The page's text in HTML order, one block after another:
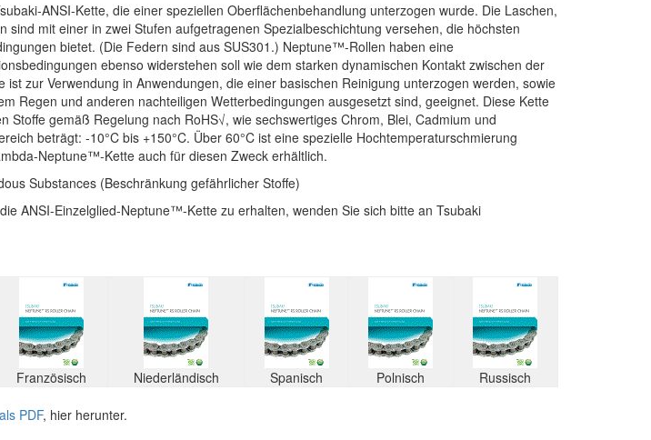
ANSI-Kette, die einer speziellen Oberflächenbehandlung unterzogen wurde. Die Laschen,
sind mit einer in zwei Stufen aufgetragenen Spezialbeschichtung versehen, die höchsten
bietet. (Die Federn sind aus SUS301.) Neptune™-Rollen haben eine
ebenso widerstehen soll wie dem starken dynamischen Kontakt zwischen der
ist zur Verwendung in Anwendungen, die einer basischen Reinigung unterzogen werden, sowie
Regen und anderen nachteiligen Wetterbedingungen ausgesetzt sind, geeignet. Diese Kette
Stoffe gemäß Regelung nach RoHS√, wie sechswertiges Chrom, Blei, Cadmium und
beträgt: -10°C bis +150°C. Über 60°C ist eine spezielle Hochtemperaturschmierung
Neptune™-Kette auch für diesen Zweck erhältlich.
Substances (Beschränkung gefährlicher Stoffe)
ANSI-Einzelglied-Neptune™-Kette zu erhalten, wenden Sie sich bitte an Tsubaki
Französisch Niederländisch Spanisch Polnisch Russisch
PDF, hier herunter.